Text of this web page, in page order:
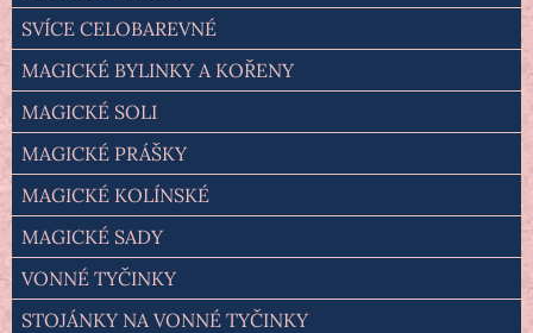
SVÍCE CELOBAREVNÉ
MAGICKÉ BYLINKY A KOŘENY
MAGICKÉ SOLI
MAGICKÉ PRÁŠKY
MAGICKÉ KOLÍNSKÉ
MAGICKÉ SADY
VONNÉ TYČINKY
STOJÁNKY NA VONNÉ TYČINKY